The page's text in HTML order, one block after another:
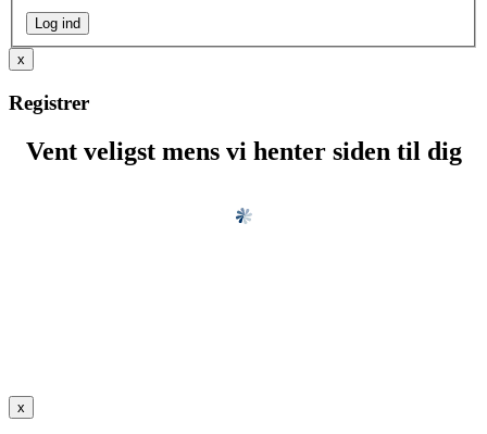
x
Registrer
Vent veligst mens vi henter siden til dig
x